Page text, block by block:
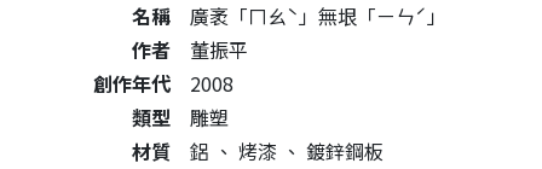
名稱
廣袤「ㄇㄠˋ」無垠「ㄧㄣˊ」
作者
董振平
創作年代
2008
類型
雕塑
材質
鋁 、 烤漆 、 鍍鋅鋼板